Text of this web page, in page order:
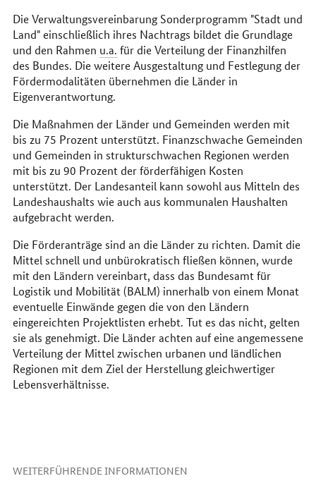
Die Verwaltungsvereinbarung Sonderprogramm "Stadt und
Land" einschließlich ihres Nachtrags bildet die Grundlage
und den Rahmen u.a. für die Verteilung der Finanzhilfen
des Bundes. Die weitere Ausgestaltung und Festlegung der
Fördermodalitäten übernehmen die Länder in
Eigenverantwortung.
Die Maßnahmen der Länder und Gemeinden werden mit
bis zu 75 Prozent unterstützt. Finanzschwache Gemeinden
und Gemeinden in strukturschwachen Regionen werden
mit bis zu 90 Prozent der förderfähigen Kosten
unterstützt. Der Landesanteil kann sowohl aus Mitteln des
Landeshaushalts wie auch aus kommunalen Haushalten
aufgebracht werden.
Die Förderanträge sind an die Länder zu richten. Damit die
Mittel schnell und unbürokratisch fließen können, wurde
mit den Ländern vereinbart, dass das Bundesamt für
Logistik und Mobilität (BALM) innerhalb von einem Monat
eventuelle Einwände gegen die von den Ländern
eingereichten Projektlisten erhebt. Tut es das nicht, gelten
sie als genehmigt. Die Länder achten auf eine angemessene
Verteilung der Mittel zwischen urbanen und ländlichen
Regionen mit dem Ziel der Herstellung gleichwertiger
Lebensverhältnisse.
WEITERFÜHRENDE INFORMATIONEN